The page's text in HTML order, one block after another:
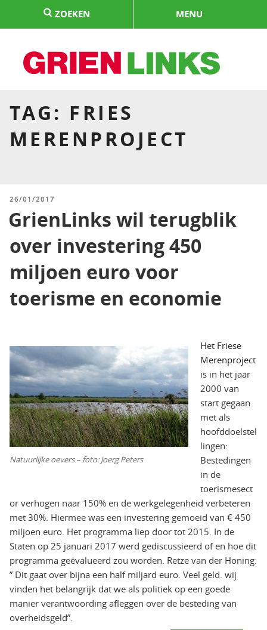
springen
ZOEKEN MENU
TAG: FRIES
MERENPROJECT
GEPLAATST
26/01/2017
GrienLinks wil terugblik
over investering 450
miljoen euro voor
toerisme en economie
Natuurlijke oevers – foto: Joerg Peters
Het Friese
Merenproject
is in het jaar
2000 van
start gegaan
met als
hoofddoelstel
lingen:
Bestedingen
in de
toerismesect
or verhogen naar 150% en de werkgelegenheid verbeteren
met 30%. Hiermee was een investering gemoeid van € 450
miljoen euro. Het programma liep door tot 2015. In de
Staten op 25 januari 2017 werd gediscussieerd of en hoe dit
programma geëvalueerd zou worden. Retze van der Honing:
” Dit gaat over bijna een half miljard euro. Veel geld. wij
vinden het belangrijk dat we als politiek op een goede
manier verantwoording afleggen over de besteding van
overheidsgeld”.